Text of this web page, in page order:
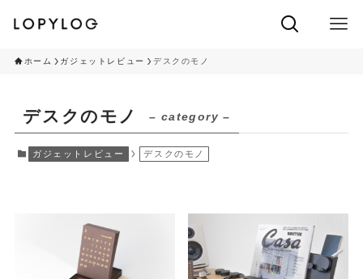
ホーム ガジェットレビュー デスクのモノ
デスクのモノ – category –
ガジェットレビュー デスクのモノ